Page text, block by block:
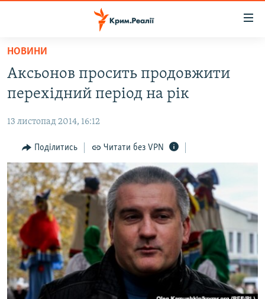
Перейти
основного
матеріалу
Перейти
до
навігації
Перейти
до
пошуку
ВІДЕО ТА ФОТО
ПОЛІТИКА
БЛОГИ
ПОГЛЯД
ІНТЕРВ'Ю
ВСЕ ЗА ДЕНЬ
СПЕЦПРОЕКТИ
ДЕПОРТАЦІЯ
ВІДЕОУРОКИ «ELIFBE»
СВІДЧЕННЯ ОКУПАЦІЇ
ЯК ОБІЙТИ БЛОКУВАННЯ
Русский
НОВИНИ
Аксьонов просить продовжити
перехідний період на рік
13 листопад 2014, 16:12
Поділитись Читати без VPN